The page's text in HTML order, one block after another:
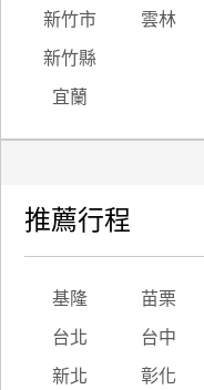
新竹市 雲林
新竹縣
宜蘭
推薦行程
基隆 苗栗
台北 台中
新北 彰化